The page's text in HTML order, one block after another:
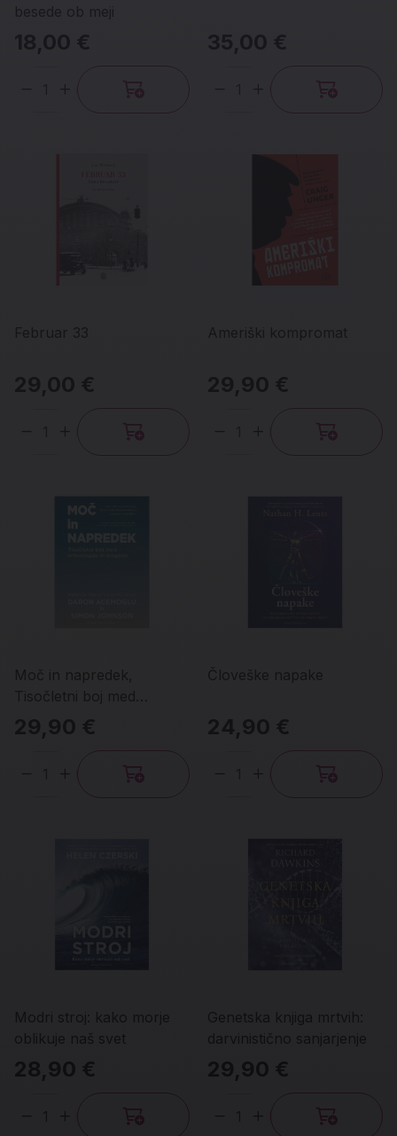
besede ob meji
18,00 €
Količina
35,00 €
Količina
Februar 33
29,00 €
Količina
Ameriški kompromat
29,90 €
Količina
Moč in napredek,
Tisočletni boj med
tehnologijo in blaginjo
29,90 €
Količina
Človeške napake
24,90 €
Količina
Modri stroj: kako morje
oblikuje naš svet
28,90 €
Genetska knjiga mrtvih:
darvinistično sanjarjenje
29,90 €